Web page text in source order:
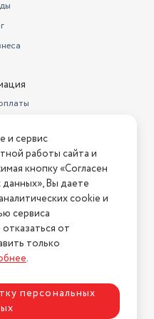
1 год
воды
Отпариватель, 1 шт. Сетевой
1 шт. Насадки, 2 шт.
для деликатных тканей
см
отпаривание
кг
Напишите нам
У нас есть всё!
и сервис
работы сайта и
кнопку «Согласен
Вы даете
cookie и
сервиса
от
только
.
персональных